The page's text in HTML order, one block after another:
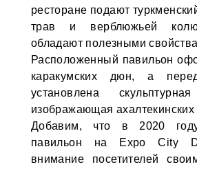
ресторане подают
трав и верблюжьей
обладают полезными
Расположенный павильон
каракумских дюн, а
установлена
изображающая
Добавим, что в 2020 году
павильон на Expo City
внимание посетителей